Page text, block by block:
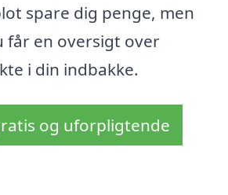
spare dig penge, men
får en oversigt over
i din indbakke.
og uforpligtende